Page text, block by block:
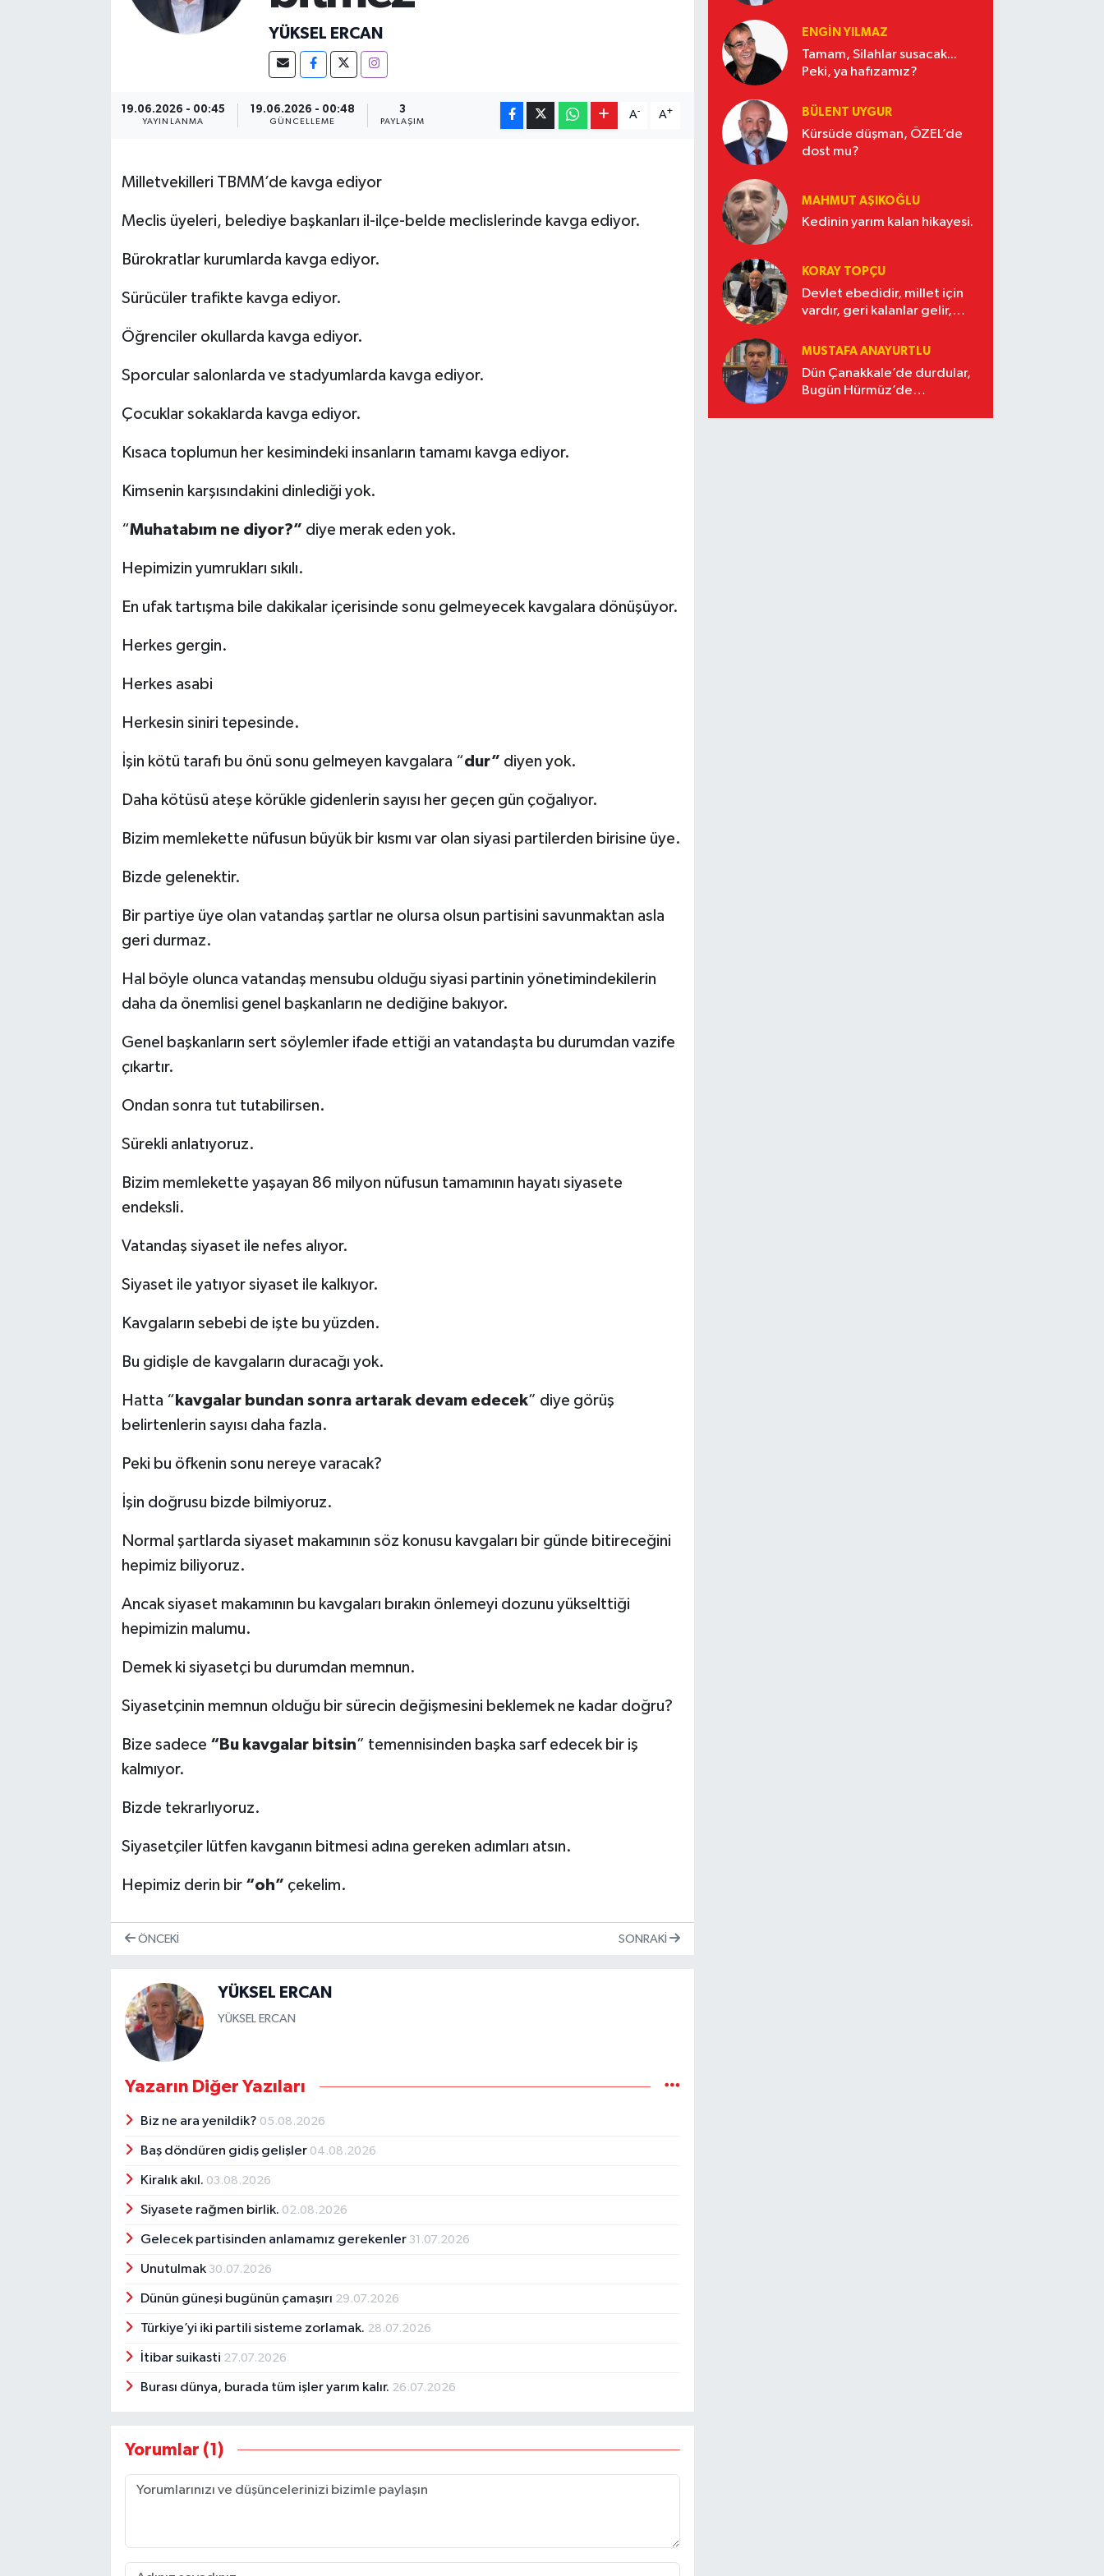
YÜKSEL ERCAN
19.06.2026 - 00:45
YAYINLANMA
19.06.2026 - 00:48
GÜNCELLEME
3
PAYLAŞIM
A- A+
Milletvekilleri TBMM’de kavga ediyor
Meclis üyeleri, belediye başkanları il-ilçe-belde meclislerinde kavga ediyor.
Bürokratlar kurumlarda kavga ediyor.
Sürücüler trafikte kavga ediyor.
Öğrenciler okullarda kavga ediyor.
Sporcular salonlarda ve stadyumlarda kavga ediyor.
Çocuklar sokaklarda kavga ediyor.
Kısaca toplumun her kesimindeki insanların tamamı kavga ediyor.
Kimsenin karşısındakini dinlediği yok.
“Muhatabım ne diyor?” diye merak eden yok.
Hepimizin yumrukları sıkılı.
En ufak tartışma bile dakikalar içerisinde sonu gelmeyecek kavgalara dönüşüyor.
Herkes gergin.
Herkes asabi
Herkesin siniri tepesinde.
İşin kötü tarafı bu önü sonu gelmeyen kavgalara “dur” diyen yok.
Daha kötüsü ateşe körükle gidenlerin sayısı her geçen gün çoğalıyor.
Bizim memlekette nüfusun büyük bir kısmı var olan siyasi partilerden birisine üye.
Bizde gelenektir.
Bir partiye üye olan vatandaş şartlar ne olursa olsun partisini savunmaktan asla
geri durmaz.
Hal böyle olunca vatandaş mensubu olduğu siyasi partinin yönetimindekilerin
daha da önemlisi genel başkanların ne dediğine bakıyor.
Genel başkanların sert söylemler ifade ettiği an vatandaşta bu durumdan vazife
çıkartır.
Ondan sonra tut tutabilirsen.
Sürekli anlatıyoruz.
Bizim memlekette yaşayan 86 milyon nüfusun tamamının hayatı siyasete
endeksli.
Vatandaş siyaset ile nefes alıyor.
Siyaset ile yatıyor siyaset ile kalkıyor.
Kavgaların sebebi de işte bu yüzden.
Bu gidişle de kavgaların duracağı yok.
Hatta “ kavgalar bundan sonra artarak devam edecek” diye görüş
belirtenlerin sayısı daha fazla.
Peki bu öfkenin sonu nereye varacak?
İşin doğrusu bizde bilmiyoruz.
Normal şartlarda siyaset makamının söz konusu kavgaları bir günde bitireceğini
hepimiz biliyoruz.
Ancak siyaset makamının bu kavgaları bırakın önlemeyi dozunu yükselttiği
hepimizin malumu.
Demek ki siyasetçi bu durumdan memnun.
Siyasetçinin memnun olduğu bir sürecin değişmesini beklemek ne kadar doğru?
Bize sadece “Bu kavgalar bitsin” temennisinden başka sarf edecek bir iş
kalmıyor.
Bizde tekrarlıyoruz.
Siyasetçiler lütfen kavganın bitmesi adına gereken adımları atsın.
Hepimiz derin bir “oh” çekelim.
ÖNCEKI SONRAKI
YÜKSEL ERCAN
YÜKSEL ERCAN
Yazarın Diğer Yazıları
Biz ne ara yenildik? 05.08.2026
Baş döndüren gidiş gelişler 04.08.2026
Kiralık akıl. 03.08.2026
Siyasete rağmen birlik. 02.08.2026
Gelecek partisinden anlamamız gerekenler 31.07.2026
Unutulmak 30.07.2026
Dünün güneşi bugünün çamaşırı 29.07.2026
Türkiye’yi iki partili sisteme zorlamak. 28.07.2026
İtibar suikasti 27.07.2026
Burası dünya, burada tüm işler yarım kalır. 26.07.2026
Yorumlar (1)
ENGİN YILMAZ
Tamam, Silahlar susacak...
Peki, ya hafızamız?
BÜLENT UYGUR
Kürsüde düşman, ÖZEL’de
dost mu?
MAHMUT AŞIKOĞLU
Kedinin yarım kalan hikayesi.
KORAY TOPÇU
Devlet ebedidir, millet için
vardır, geri kalanlar gelir,
MUSTAFA ANAYURTLU
Dün Çanakkale’de durdular,
Bugün Hürmüz’de